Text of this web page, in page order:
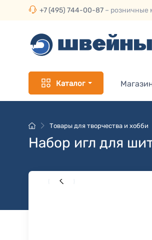
+7 (495) 744-00-87 – розничные
Каталог
Товары для творчества и хобби
Набор игл для